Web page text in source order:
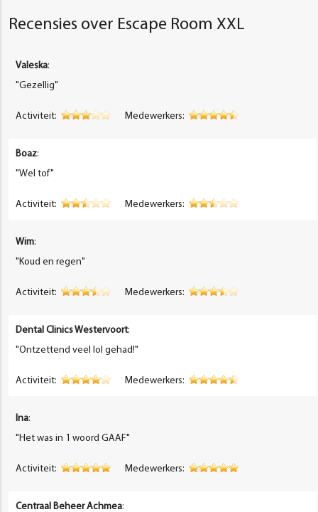
Recensies over Escape Room XXL
Valeska:
"Gezellig"
Activiteit: Medewerkers:
Boaz:
"Wel tof"
Activiteit: Medewerkers:
Wim:
"Koud en regen"
Activiteit: Medewerkers:
Dental Clinics Westervoort:
"Ontzettend veel lol gehad!"
Activiteit: Medewerkers:
Ina:
"Het was in 1 woord GAAF"
Activiteit: Medewerkers:
Centraal Beheer Achmea: